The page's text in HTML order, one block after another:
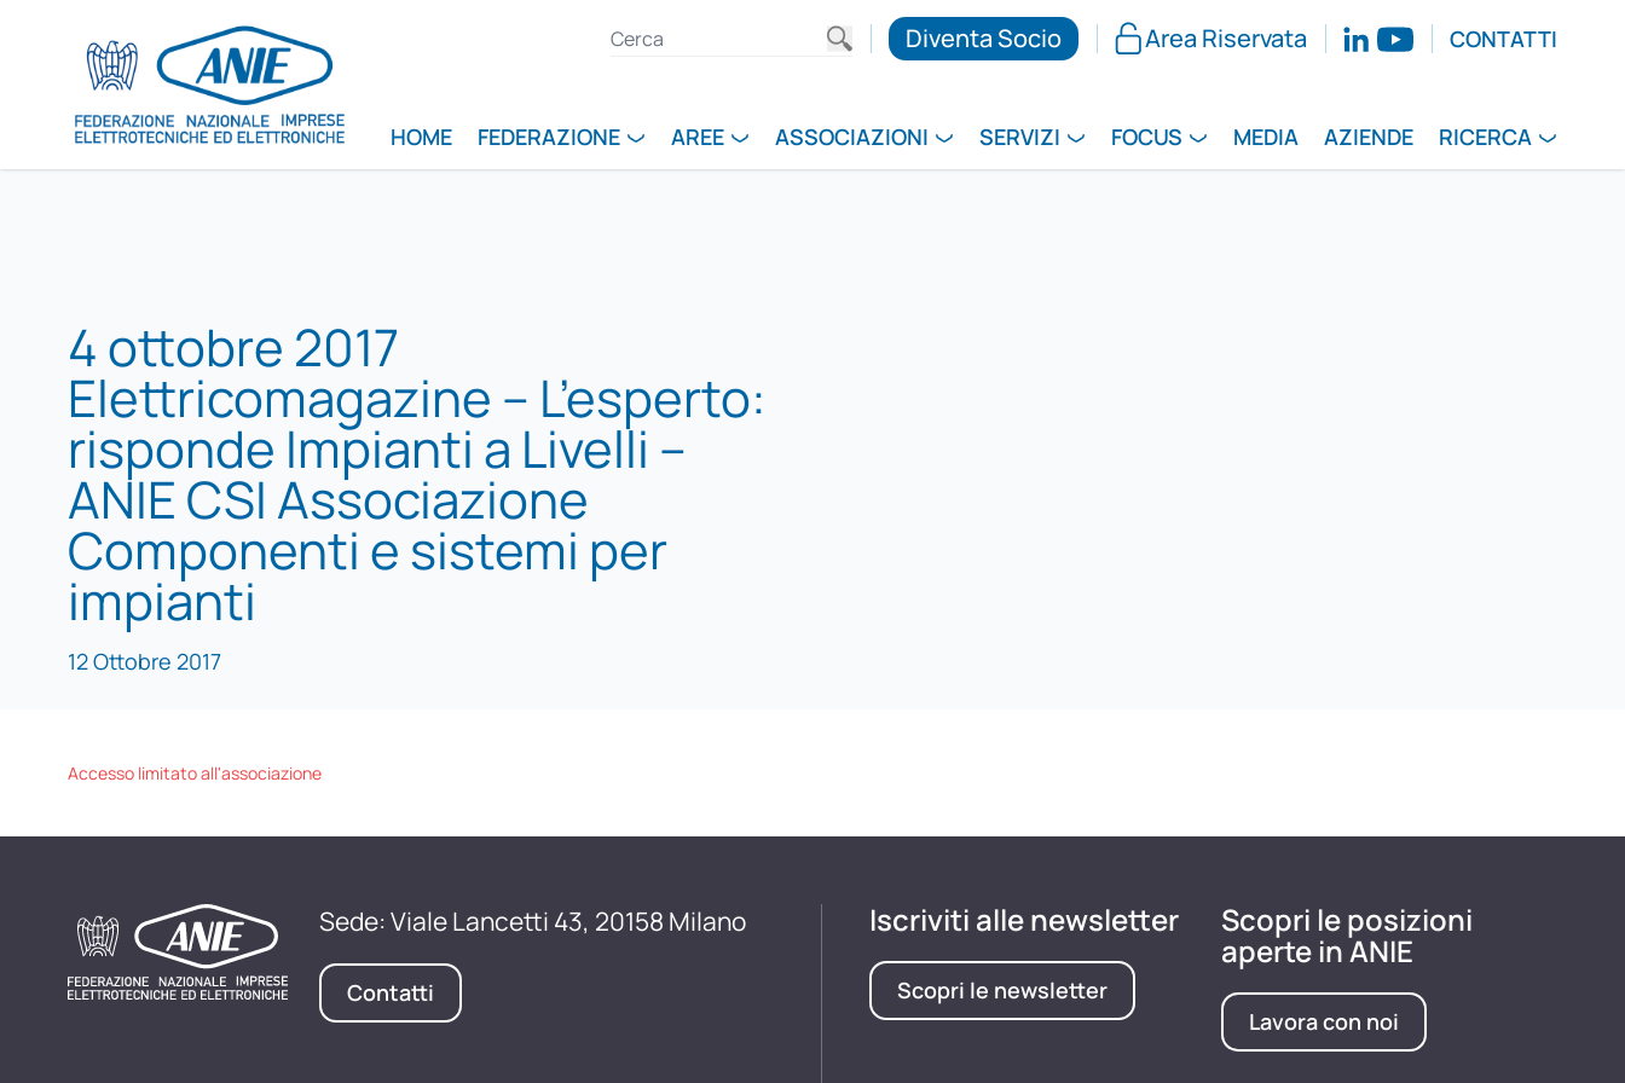
Diventa Socio Area Riservata CONTATTI
HOME FEDERAZIONE AREE ASSOCIAZIONI SERVIZI FOCUS MEDIA AZIENDE RICERCA
4 ottobre 2017
Elettricomagazine – L’esperto:
risponde Impianti a Livelli –
ANIE CSI Associazione
Componenti e sistemi per
impianti
12 Ottobre 2017
Accesso limitato all'associazione
Sede: Viale Lancetti 43, 20158 Milano
Contatti
Iscriviti alle newsletter
Scopri le newsletter
Scopri le posizioni
aperte in ANIE
Lavora con noi